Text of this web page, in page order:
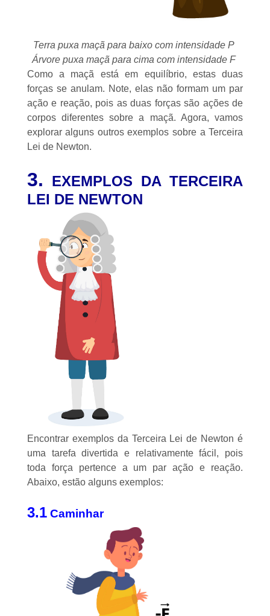
Terra puxa maçã para baixo com intensidade P
Árvore puxa maçã para cima com intensidade F
Como a maçã está em equilíbrio, estas duas
forças se anulam. Note, elas não formam um par
ação e reação, pois as duas forças são ações de
corpos diferentes sobre a maçã. Agora, vamos
explorar alguns outros exemplos sobre a Terceira
Lei de Newton.
3. EXEMPLOS DA TERCEIRA
LEI DE NEWTON
Encontrar exemplos da Terceira Lei de Newton é
uma tarefa divertida e relativamente fácil, pois
toda força pertence a um par ação e reação.
Abaixo, estão alguns exemplos:
3.1Caminhar